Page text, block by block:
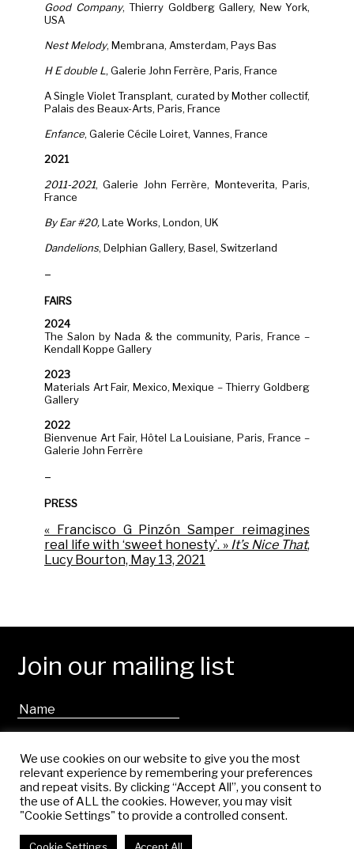
Good Company, Thierry Goldberg Gallery, New York,
USA
Nest Melody, Membrana, Amsterdam, Pays Bas
H E double L, Galerie John Ferrère, Paris, France
A Single Violet Transplant, curated by Mother collectif,
Palais des Beaux-Arts, Paris, France
Enfance, Galerie Cécile Loiret, Vannes, France
2021
2011-2021, Galerie John Ferrère, Monteverita, Paris,
France
By Ear #20,Late Works, London, UK
Dandelions, Delphian Gallery, Basel, Switzerland
–
FAIRS
2024
The Salon by Nada & the community, Paris, France –
Kendall Koppe Gallery
2023
Materials Art Fair, Mexico, Mexique – Thierry Goldberg
Gallery
2022
Bienvenue Art Fair, Hôtel La Louisiane, Paris, France –
Galerie John Ferrère
–
PRESS
« Francisco G Pinzón Samper reimagines
real life with ‘sweet honesty’. » It’s Nice That,
Lucy Bourton, May 13, 2021
We use cookies on our website to give you the most
relevant experience by remembering your preferences
and repeat visits. By clicking “Accept All”, you consent to
the use of ALL the cookies. However, you may visit
"Cookie Settings" to provide a controlled consent.
Join our mailing list